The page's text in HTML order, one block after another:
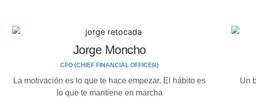
Jorge Moncho
CFO (CHIEF FINANCIAL OFFICER)
La motivación es lo que te hace empezar. El hábito es
lo que te mantiene en marcha
Un